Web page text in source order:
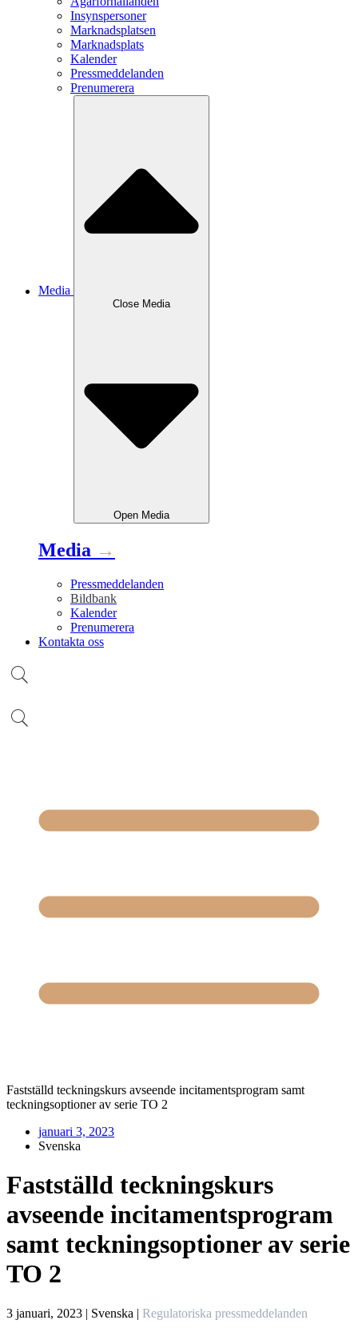
Insynspersoner
Marknadsplatsen
Marknadsplats
Kalender
Pressmeddelanden
Prenumerera
Media
Close Media
Open Media
Media →
Pressmeddelanden
Bildbank
Kalender
Prenumerera
Kontakta oss
Fastställd teckningskurs avseende incitaments­program samt
teckningsoptioner av serie TO 2
januari 3, 2023
Svenska
Fastställd teckningskurs
avseende incitaments­program
samt teckningsoptioner av serie
TO 2
3 januari, 2023 | Svenska | Regulatoriska pressmeddelanden